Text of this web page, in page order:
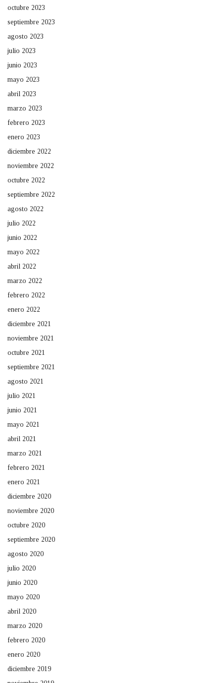
octubre 2023
septiembre 2023
agosto 2023
julio 2023
junio 2023
mayo 2023
abril 2023
marzo 2023
febrero 2023
enero 2023
diciembre 2022
noviembre 2022
octubre 2022
septiembre 2022
agosto 2022
julio 2022
junio 2022
mayo 2022
abril 2022
marzo 2022
febrero 2022
enero 2022
diciembre 2021
noviembre 2021
octubre 2021
septiembre 2021
agosto 2021
julio 2021
junio 2021
mayo 2021
abril 2021
marzo 2021
febrero 2021
enero 2021
diciembre 2020
noviembre 2020
octubre 2020
septiembre 2020
agosto 2020
julio 2020
junio 2020
mayo 2020
abril 2020
marzo 2020
febrero 2020
enero 2020
diciembre 2019